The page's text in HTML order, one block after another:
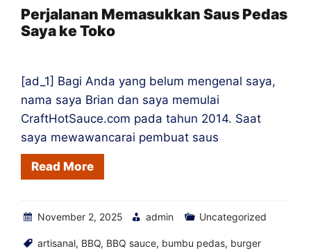
Perjalanan Memasukkan Saus Pedas
Saya ke Toko
[ad_1] Bagi Anda yang belum mengenal saya,
nama saya Brian dan saya memulai
CraftHotSauce.com pada tahun 2014. Saat
saya mewawancarai pembuat saus
Read More
November 2, 2025 admin Uncategorized
artisanal, BBQ, BBQ sauce, bumbu pedas, burger